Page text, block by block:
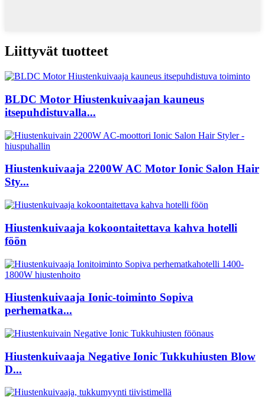
Liittyvät tuotteet
BLDC Motor Hiustenkuivaajan kauneus
itsepuhdistuvalla...
Hiustenkuivaaja 2200W AC Motor Ionic Salon Hair
Sty...
Hiustenkuivaaja kokoontaitettava kahva hotelli
föön
Hiustenkuivaaja Ionic-toiminto Sopiva
perhematka...
Hiustenkuivaaja Negative Ionic Tukkuhiusten Blow
D...